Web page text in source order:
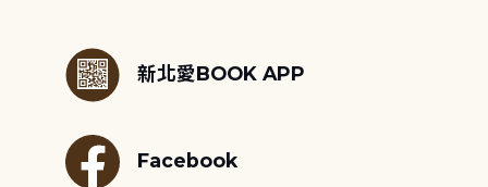
新北愛BOOK APP
Facebook